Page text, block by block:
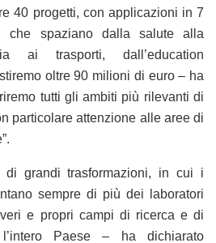
40 progetti, con applicazioni in 7
che spaziano dalla salute alla
ai trasporti, dall’education
oltre 90 milioni di euro – ha
tutti gli ambiti più rilevanti di
particolare attenzione alle aree di
di grandi trasformazioni, in cui i
sempre di più dei laboratori
e propri campi di ricerca e di
l’intero Paese – ha dichiarato